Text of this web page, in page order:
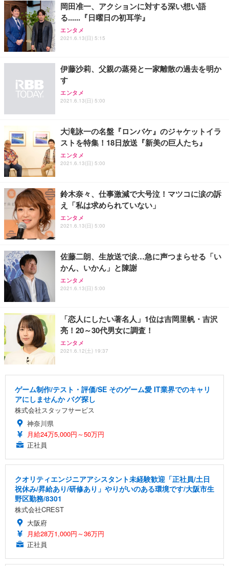
務用 おしゃれ パソコンチェア (ホワイト)
ANDWINT オフィスチェア デスクチェア 肘なし メ
ッシュ 通気性 ランバーサポート付き 腰サポート ガ
ス圧無段階昇降 360度回転 キャスター付き コンパク
【MiniLED/24.5inch/280Hz/FHD】GRAPHT THE S
HOOTER Gaming Monitor 24” Essential ゲーミン
グモニター QD 24.5インチ 1ms FHD 量子ドット 残
ュラー 200枚入【Amazon.co.jp限定】
岡田准一、アクションに対する深い想い語
る......『日曜日の初耳学』
エンタメ
2021.6.13(日) 5:15
伊藤沙莉、父親の蒸発と一家離散の過去を明か
す
エンタメ
2021.6.13(日) 5:00
大滝詠一の名盤『ロンバケ』のジャケットイラ
ストを特集！18日放送『新美の巨人たち』
エンタメ
2021.6.13(日) 5:00
鈴木奈々、仕事激減で大号泣！マツコに涙の訴
え「私は求められていない」
エンタメ
2021.6.13(日) 5:00
佐藤二朗、生放送で涙…急に声つまらせる「い
かん、いかん」と陳謝
エンタメ
2021.6.13(日) 5:00
「恋人にしたい著名人」1位は吉岡里帆・吉沢
亮！20～30代男女に調査！
エンタメ
2021.6.12(土) 19:37
ゲーム制作/テスト・評価/SE そのゲーム愛 IT業界でのキャリ
アにしませんか バグ探し
株式会社スタッフサービス
神奈川県
月給24万5,000円～50万円
正社員
クオリティエンジニアアシスタント未経験歓迎「正社員/土日
祝休み/昇給あり/研修あり」やりがいのある環境です/大阪市生
野区勤務/8301
株式会社CREST
大阪府
月給28万1,000円～36万円
正社員